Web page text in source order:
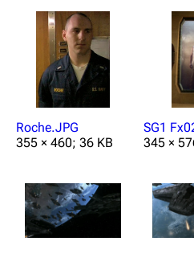
Roche.JPG
355 × 460; 36 KB
345 ×